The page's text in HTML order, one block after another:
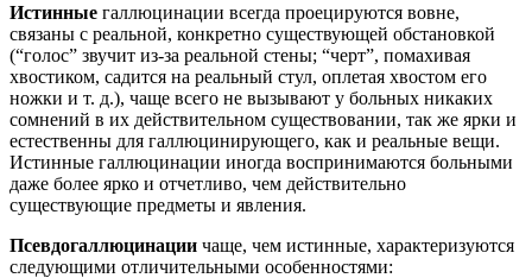
Истинные галлюцинации всегда проецируются вовне,
связаны с реальной, конкретно существующей обстановкой
(“голос” звучит из-за реальной стены; “черт”, помахивая
хвостиком, садится на реальный стул, оплетая хвостом его
ножки и т. д.), чаще всего не вызывают у больных никаких
сомнений в их действительном существовании, так же ярки и
естественны для галлюцинирующего, как и реальные вещи.
Истинные галлюцинации иногда воспринимаются больными
даже более ярко и отчетливо, чем действительно
существующие предметы и явления.
Псевдогаллюцинации чаще, чем истинные, характеризуются
следующими отличительными особенностями: